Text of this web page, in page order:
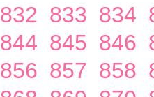
832 833 834
844 845 846
856 857 858